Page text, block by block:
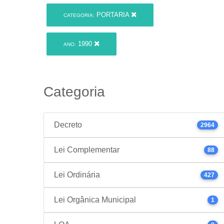
CATEGORIA: PORTARIA
ANO: 1990
Categoria
Decreto 2964
Lei Complementar 88
Lei Ordinária 427
Lei Orgânica Municipal 1